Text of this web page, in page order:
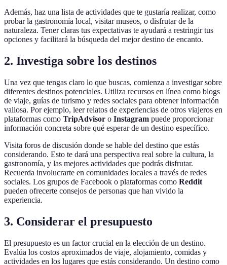
Además, haz una lista de actividades que te gustaría realizar, como
probar la gastronomía local, visitar museos, o disfrutar de la
naturaleza. Tener claras tus expectativas te ayudará a restringir tus
opciones y facilitará la búsqueda del mejor destino de encanto.
2. Investiga sobre los destinos
Una vez que tengas claro lo que buscas, comienza a investigar sobre
diferentes destinos potenciales. Utiliza recursos en línea como blogs
de viaje, guías de turismo y redes sociales para obtener información
valiosa. Por ejemplo, leer relatos de experiencias de otros viajeros en
plataformas como TripAdvisor o Instagram puede proporcionar
información concreta sobre qué esperar de un destino específico.
Visita foros de discusión donde se hable del destino que estás
considerando. Esto te dará una perspectiva real sobre la cultura, la
gastronomía, y las mejores actividades que podrás disfrutar.
Recuerda involucrarte en comunidades locales a través de redes
sociales. Los grupos de Facebook o plataformas como Reddit
pueden ofrecerte consejos de personas que han vivido la
experiencia.
3. Considerar el presupuesto
El presupuesto es un factor crucial en la elección de un destino.
Evalúa los costos aproximados de viaje, alojamiento, comidas y
actividades en los lugares que estás considerando. Un destino como